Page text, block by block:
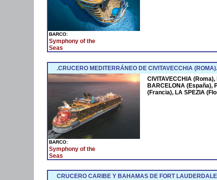
BARCO:
Symphony of the
Seas
.CRUCERO MEDITERRÁNEO DE CIVITAVECCHIA (ROMA).
BARCO:
Symphony of the
Seas
CIVITAVECCHIA
BARCELONA (España),
(Francia), LA SPEZIA
CRUCERO CARIBE Y BAHAMAS DE FORT